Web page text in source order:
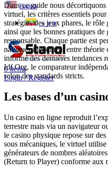
English
ဗမာစာ
0items
Login / Register
Dans ce guide nous
virtuel, les critères essentiels
stratégies des jeux phares, le rôle
ainsi que les bonnes pratiques
responsable. Chaque partie est
naviguer facilement entre théorie
informé des dernières tendances
Idf.Org, le comparateur
selon des standards stricts.
Les bases d’un
Un casino en ligne reproduit
terrestre mais via un navigateur
le casino physique repose sur
sous mécaniques, le virtuel
générateurs de nombres
(Return to Player) conforme aux